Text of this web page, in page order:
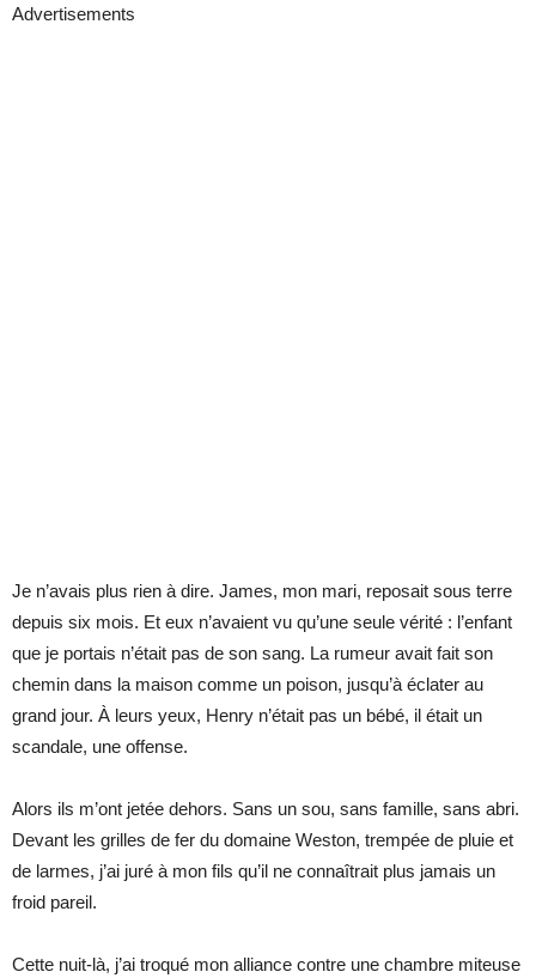
Advertisements
Je n’avais plus rien à dire. James, mon mari, reposait sous terre
depuis six mois. Et eux n’avaient vu qu’une seule vérité : l’enfant
que je portais n’était pas de son sang. La rumeur avait fait son
chemin dans la maison comme un poison, jusqu’à éclater au
grand jour. À leurs yeux, Henry n’était pas un bébé, il était un
scandale, une offense.
Alors ils m’ont jetée dehors. Sans un sou, sans famille, sans abri.
Devant les grilles de fer du domaine Weston, trempée de pluie et
de larmes, j’ai juré à mon fils qu’il ne connaîtrait plus jamais un
froid pareil.
Cette nuit-là, j’ai troqué mon alliance contre une chambre miteuse